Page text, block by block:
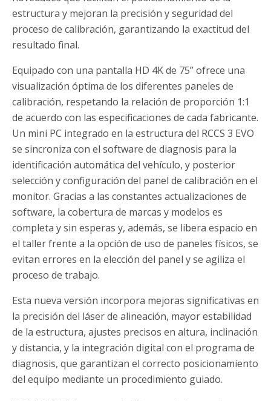
estructura y mejoran la precisión y seguridad del
proceso de calibración, garantizando la exactitud del
resultado final.
Equipado con una pantalla HD 4K de 75” ofrece una
visualización óptima de los diferentes paneles de
calibración, respetando la relación de proporción 1:1
de acuerdo con las especificaciones de cada fabricante.
Un mini PC integrado en la estructura del RCCS 3 EVO
se sincroniza con el software de diagnosis para la
identificación automática del vehículo, y posterior
selección y configuración del panel de calibración en el
monitor. Gracias a las constantes actualizaciones de
software, la cobertura de marcas y modelos es
completa y sin esperas y, además, se libera espacio en
el taller frente a la opción de uso de paneles físicos, se
evitan errores en la elección del panel y se agiliza el
proceso de trabajo.
Esta nueva versión incorpora mejoras significativas en
la precisión del láser de alineación, mayor estabilidad
de la estructura, ajustes precisos en altura, inclinación
y distancia, y la integración digital con el programa de
diagnosis, que garantizan el correcto posicionamiento
del equipo mediante un procedimiento guiado.